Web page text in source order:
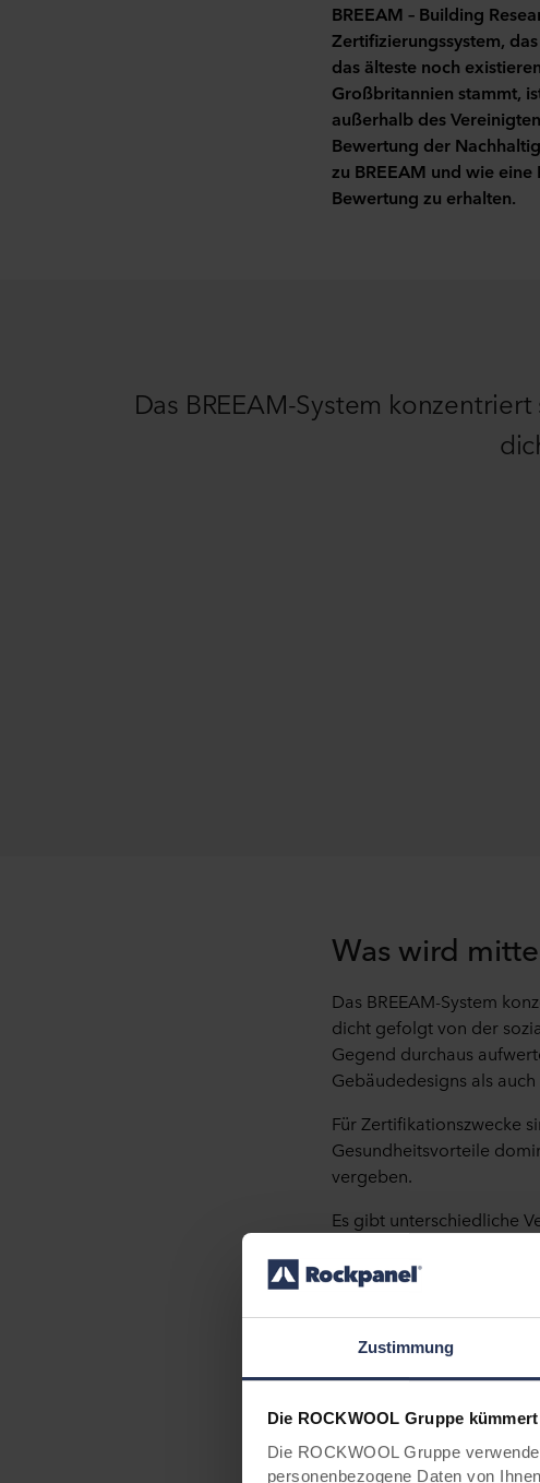
Zustimmung
Die ROCKWOOL Gruppe
Die ROCKWOOL Gruppe
personenbezogene Daten von
BREEAM – Building
Zertifizierungssystem,
das älteste noch
Großbritannien stammt,
außerhalb des
Bewertung der
zu BREEAM und wie
Bewertung zu erhalten.
Das BREEAM-System
Was wird
Das BREEAM-System
dicht gefolgt von der
Gegend durchaus
Gebäudedesigns als
Für Zertifikationszwecke
Gesundheitsvorteile
vergeben.
Es gibt unterschiedliche
beispielsweise in den
werden.
Rockpanels